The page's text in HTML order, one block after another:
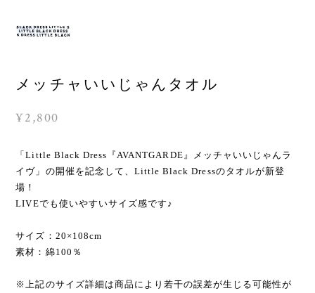
メッチャいいじゃんタオル
¥2,800
「Little Black Dress『AVANTGARDE』メッチャいいじゃんラ
イヴ」の開催を記念して、Little Black Dressのタオルが新登
場！
LIVEでも使いやすいサイズ感です♪
サイズ：20×108cm
素材：綿100％
※上記のサイズ詳細は商品により若干の誤差が生じる可能性が